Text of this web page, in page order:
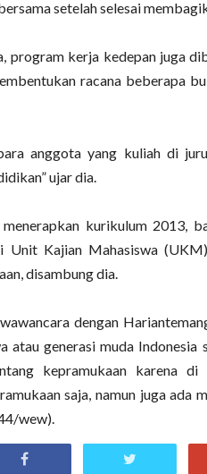
setelah selesai
program kerja kedepan juga
racana beberapa
anggota yang kuliah di
ujar dia.
kurikulum 2013,
Unit Kajian Mahasiswa
disambung dia.
dengan
atau generasi muda
kepramukaan karena
saja, namun juga ada
wew).